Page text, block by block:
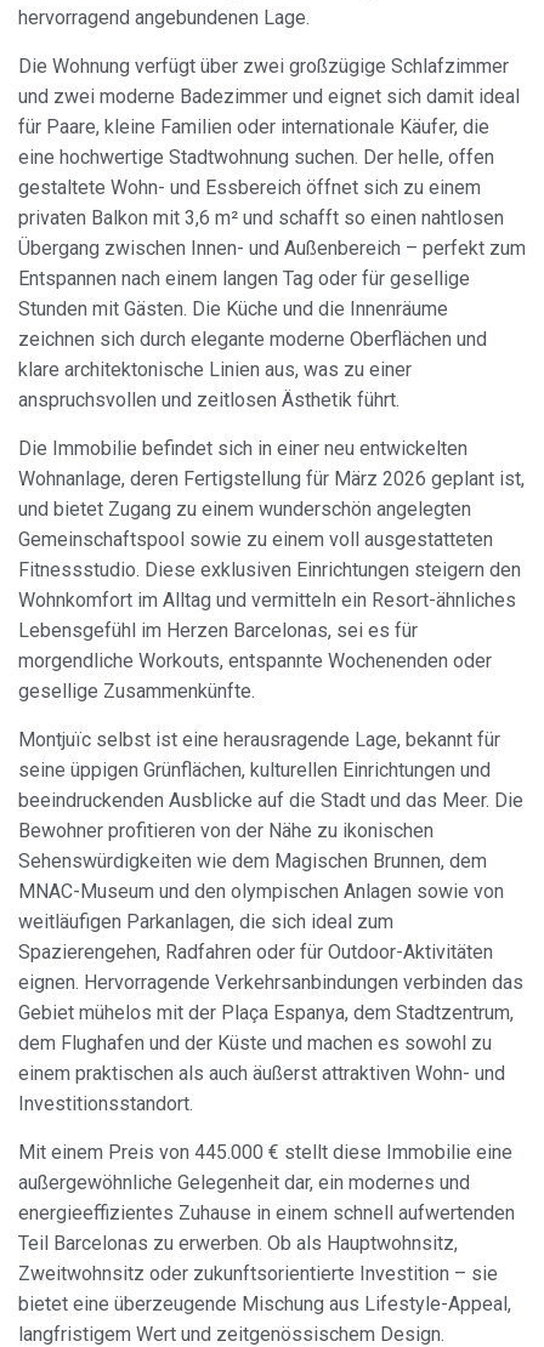
hervorragend angebundenen Lage.
Die Wohnung verfügt über zwei großzügige Schlafzimmer
und zwei moderne Badezimmer und eignet sich damit ideal
für Paare, kleine Familien oder internationale Käufer, die
eine hochwertige Stadtwohnung suchen. Der helle, offen
gestaltete Wohn- und Essbereich öffnet sich zu einem
privaten Balkon mit 3,6 m² und schafft so einen nahtlosen
Übergang zwischen Innen- und Außenbereich – perfekt zum
Entspannen nach einem langen Tag oder für gesellige
Stunden mit Gästen. Die Küche und die Innenräume
zeichnen sich durch elegante moderne Oberflächen und
klare architektonische Linien aus, was zu einer
anspruchsvollen und zeitlosen Ästhetik führt.
Die Immobilie befindet sich in einer neu entwickelten
Wohnanlage, deren Fertigstellung für März 2026 geplant ist,
und bietet Zugang zu einem wunderschön angelegten
Gemeinschaftspool sowie zu einem voll ausgestatteten
Fitnessstudio. Diese exklusiven Einrichtungen steigern den
Wohnkomfort im Alltag und vermitteln ein Resort-ähnliches
Lebensgefühl im Herzen Barcelonas, sei es für
morgendliche Workouts, entspannte Wochenenden oder
gesellige Zusammenkünfte.
Montjuïc selbst ist eine herausragende Lage, bekannt für
seine üppigen Grünflächen, kulturellen Einrichtungen und
beeindruckenden Ausblicke auf die Stadt und das Meer. Die
Bewohner profitieren von der Nähe zu ikonischen
Sehenswürdigkeiten wie dem Magischen Brunnen, dem
MNAC-Museum und den olympischen Anlagen sowie von
weitläufigen Parkanlagen, die sich ideal zum
Spazierengehen, Radfahren oder für Outdoor-Aktivitäten
eignen. Hervorragende Verkehrsanbindungen verbinden das
Gebiet mühelos mit der Plaça Espanya, dem Stadtzentrum,
dem Flughafen und der Küste und machen es sowohl zu
einem praktischen als auch äußerst attraktiven Wohn- und
Investitionsstandort.
Mit einem Preis von 445.000 € stellt diese Immobilie eine
außergewöhnliche Gelegenheit dar, ein modernes und
energieeffizientes Zuhause in einem schnell aufwertenden
Teil Barcelonas zu erwerben. Ob als Hauptwohnsitz,
Zweitwohnsitz oder zukunftsorientierte Investition – sie
bietet eine überzeugende Mischung aus Lifestyle-Appeal,
langfristigem Wert und zeitgenössischem Design.
Cookies ändern
Technik und Funktional
Immer aktiv
Diese Website verwendet eigene Cookies, um
Informationen zu sammeln, um unsere Dienste zu
Installation. Der Benutzer hat die Möglichkeit, seinen
Browser zu konfigurieren und auf Wunsch zu verhindern,
dass er auf seiner Festplatte installiert wird, obwohl er
bedenken muss, dass dies zu Schwierigkeiten beim
Analytik und Anpassung
Sie ermöglichen die Beobachtung und Analyse des
Verhaltens der Nutzer dieser Website. Die durch diese Art
von Cookies gesammelten Informationen werden
verwendet, um die Aktivität des Webs zu messen, um
Benutzernavigationsprofile zu erstellen, um basierend auf
der Analyse der Nutzungsdaten der Benutzer des Dienstes
Verbesserungen einzuführen. Sie ermöglichen es uns, die
Präferenzinformationen des Benutzers zu speichern, um
die Qualität unserer Dienstleistungen zu verbessern und
durch empfohlene Produkte ein besseres Erlebnis zu
bieten.
Marketing und Publizität
Diese Cookies werden verwendet, um Informationen über
die Präferenzen und persönlichen Entscheidungen des
Benutzers durch die kontinuierliche Beobachtung seiner
Surfgewohnheiten zu speichern. Dank ihnen können wir
die Surfgewohnheiten auf der Website kennen und
Werbung in Bezug auf das Surfprofil des Benutzers
anzeigen.